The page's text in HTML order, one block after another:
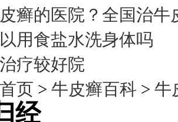
癣的医院？全国治牛
用食盐水洗身体吗
疗较好院
首页 > 牛皮癣百科 > 牛
经